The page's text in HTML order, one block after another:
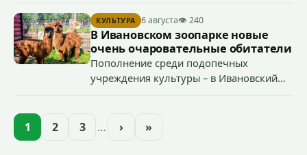
началу работы в городе областного предприятия
«Водоканал.
КУЛЬТУРА 6 августа👁 240
В Ивановском зоопарке новые
очень очаровательные обитатели
Пополнение среди подопечных
учреждения культуры – в Ивановский
областей (самцу - 6 месяцев, самочке —
1 2 3 … › »